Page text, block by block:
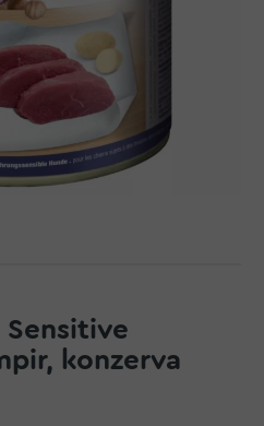
Sensitive
konzerva